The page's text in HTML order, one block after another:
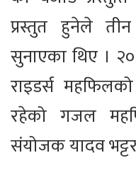
प्रस्तुत हुनेले
सुनाएका थिए ।
राइडर्स
रहेको गजल
संयोजक यादव